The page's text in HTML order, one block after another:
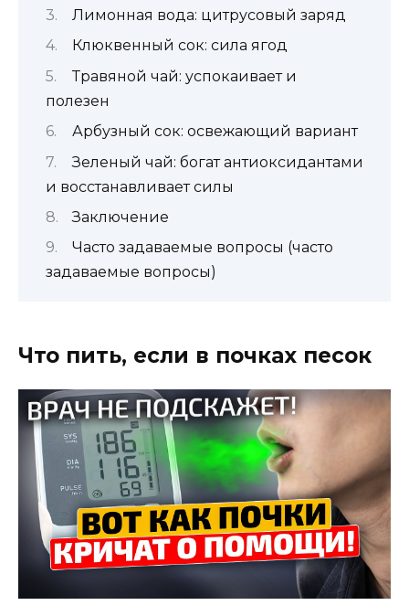
Лимонная вода: цитрусовый заряд
Клюквенный сок: сила ягод
Травяной чай: успокаивает и
полезен
Арбузный сок: освежающий вариант
Зеленый чай: богат антиоксидантами
и восстанавливает силы
Заключение
Часто задаваемые вопросы (часто
задаваемые вопросы)
Что пить, если в почках песок